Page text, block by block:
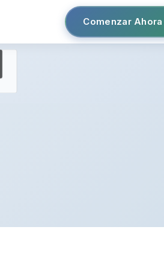
Comenzar Ahora